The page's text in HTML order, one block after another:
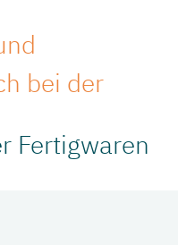
bei der
Fertigwaren